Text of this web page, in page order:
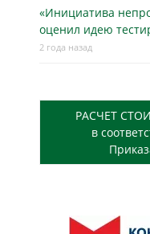
«Инициатива
оценил идею
2 года назад
РАСЧЕТ
в